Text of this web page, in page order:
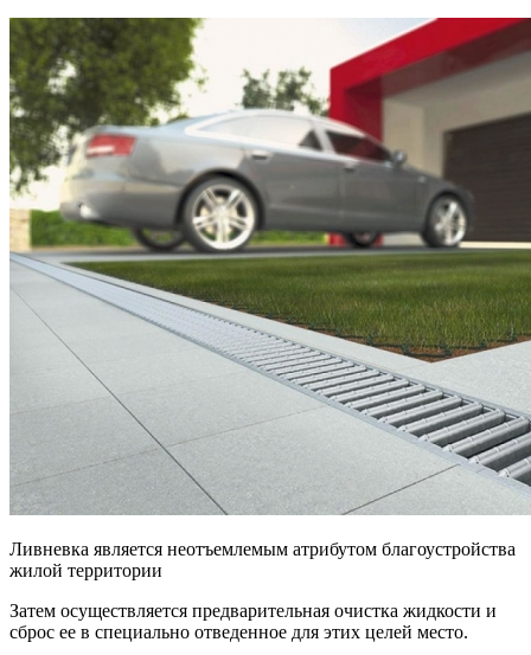
Ливневка является неотъемлемым атрибутом благоустройства
жилой территории
Затем осуществляется предварительная очистка жидкости и
сброс ее в специально отведенное для этих целей место.